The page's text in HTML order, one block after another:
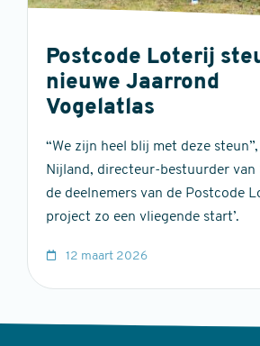
Postcode Loterij
nieuwe Jaarrond
Vogelatlas
“We zijn heel blij met deze
Nijland, directeur-bestuurder van
de deelnemers van de Postcode
project zo een vliegende start’.
12 maart 2026